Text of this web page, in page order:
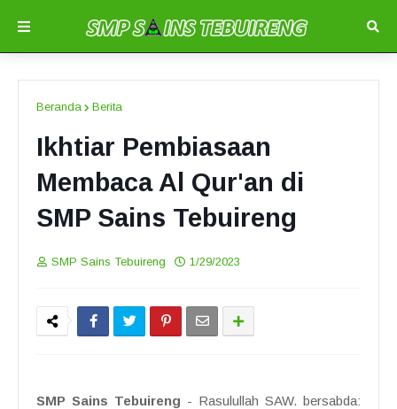
Beranda Berita
Ikhtiar Pembiasaan
Membaca Al Qur'an di
SMP Sains Tebuireng
SMP Sains Tebuireng 1/29/2023
SMP Sains Tebuireng - Rasulullah SAW. bersabda: